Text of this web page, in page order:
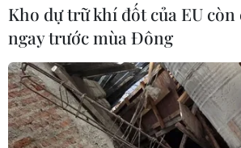
Kho dự trữ khí đốt của EU còn
ngay trước mùa Đông